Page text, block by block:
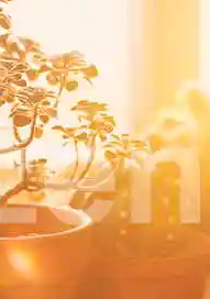
Весной 2023 Года
Какие Лучше